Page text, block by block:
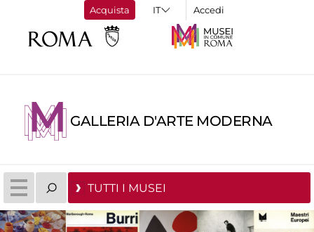
Acquista Accedi
GALLERIA D'ARTE MODERNA
TUTTI I MUSEI